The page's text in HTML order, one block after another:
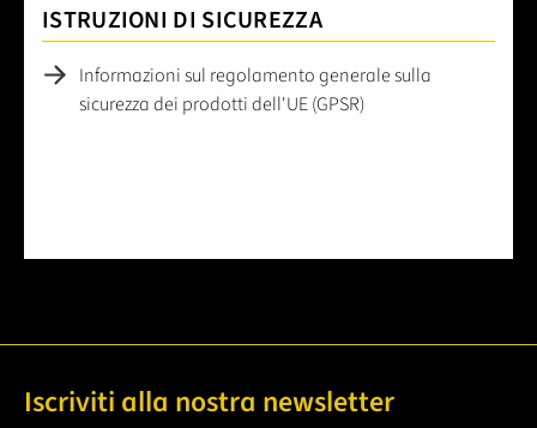
ISTRUZIONI DI SICUREZZA
Informazioni sul regolamento generale sulla
sicurezza dei prodotti dell'UE (GPSR)
Iscriviti alla nostra newsletter